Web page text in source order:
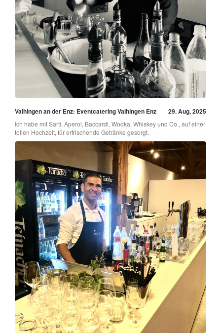
Vaihingen an der Enz: Eventcatering Vaihingen Enz 29. Aug, 2025
Ich habe mit Sarti, Aperol, Baccardi, Wodka, Whiskey und Co., auf einer
tollen Hochzeit, für erfrischende Getränke gesorgt.